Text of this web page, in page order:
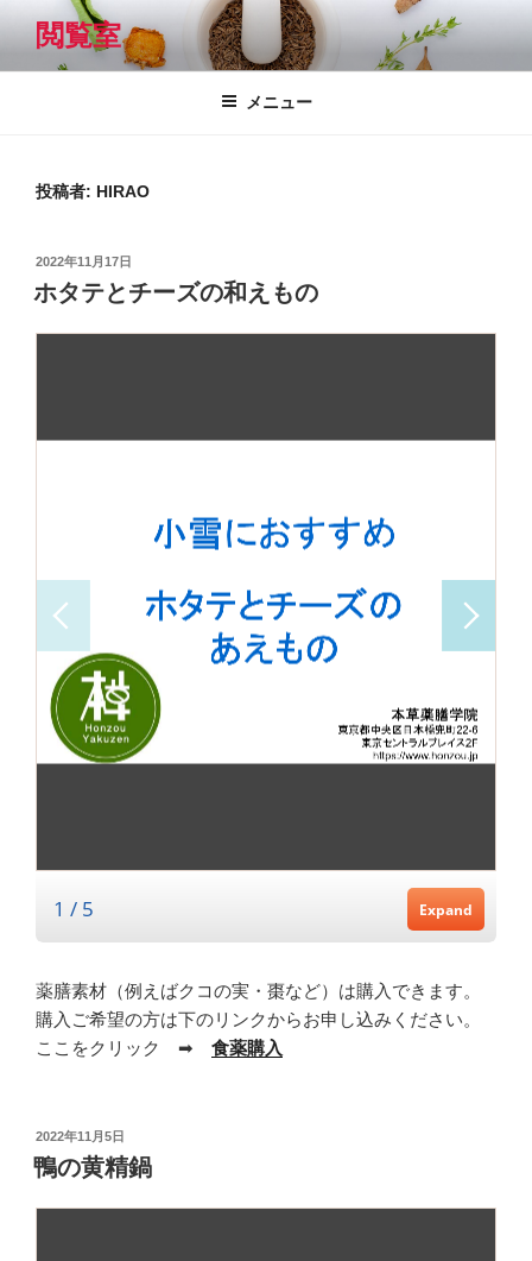
テ
閲覧室
メニュー
投稿者: HIRAO
投
稿
日:
2022年11月17日
ホタテとチーズの和えもの
薬膳素材（例えばクコの実・棗など）は購入できます。
購入ご希望の方は下のリンクからお申し込みください。
ここをクリック ➡ 食薬購入
投
稿
日:
2022年11月5日
鴨の黄精鍋